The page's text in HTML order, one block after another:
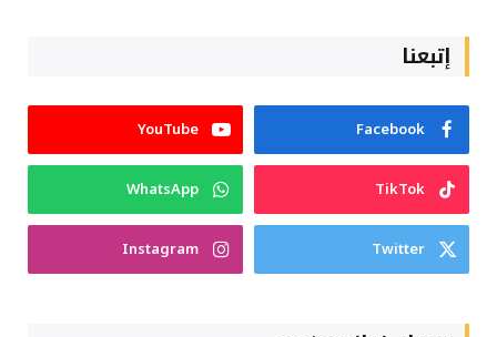
إتبعنا
Facebook
YouTube
TikTok
WhatsApp
Twitter
Instagram